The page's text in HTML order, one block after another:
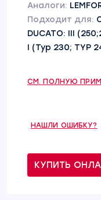
Аналоги:
Подходит для:
DUCATO: III
I (Typ 230; TYP
СМ. ПОЛНУЮ
НАШЛИ ОШИБКУ?
КУПИТЬ